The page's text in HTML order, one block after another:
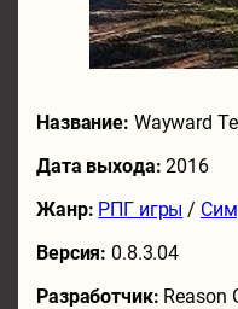
Название: Wayward
Дата выхода:2016
Жанр: РПГ игры /
Версия:0.8.3.04
Разработчик: Reason